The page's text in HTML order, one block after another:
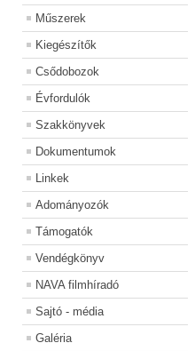
Műszerek
Kiegészítők
Csődobozok
Évfordulók
Szakkönyvek
Dokumentumok
Linkek
Adományozók
Támogatók
Vendégkönyv
NAVA filmhíradó
Sajtó - média
Galéria